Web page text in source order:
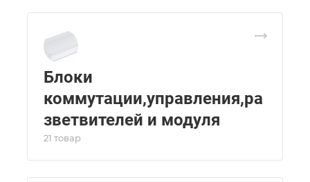
Блоки
коммутации,управления,ра
зветвителей и модуля
21 товар